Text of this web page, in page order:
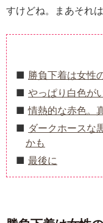
すけどね。まあそれは
勝負下着は女性
やっぱり白色が
情熱的な赤色。
ダークホースな
かも
最後に